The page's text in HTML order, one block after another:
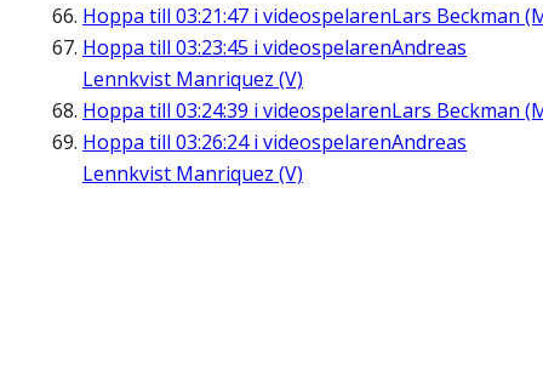
Hoppa till 03:21:47 i videospelarenLars Beckman
Hoppa till 03:23:45 i videospelarenAndreas
Lennkvist Manriquez (V)
Hoppa till 03:24:39 i videospelarenLars Beckman
Hoppa till 03:26:24i videospelarenAndreas
Lennkvist Manriquez (V)